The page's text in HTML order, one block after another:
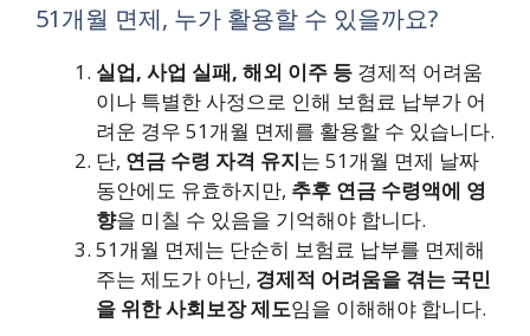
51개월 면제, 누가 활용할 수 있을까요?
실업, 사업 실패, 해외 이주 등 경제적 어려움
이나 특별한 사정으로 인해 보험료 납부가 어
려운 경우 51개월 면제를 활용할 수 있습니다.
단, 연금 수령 자격 유지는 51개월 면제 날짜
동안에도 유효하지만, 추후 연금 수령액에 영
향을 미칠 수 있음을 기억해야 합니다.
51개월 면제는 단순히 보험료 납부를 면제해
주는 제도가 아닌, 경제적 어려움을 겪는 국민
을 위한 사회보장 제도임을 이해해야 합니다.